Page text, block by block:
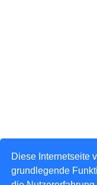
Diese Internetseite
grundlegende